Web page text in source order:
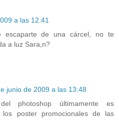
a las 12:41
escaparte de una cárcel, no te
a luz Sara,n?
junio de 2009 a las 13:48
photoshop últimamente es
poster promocionales de las